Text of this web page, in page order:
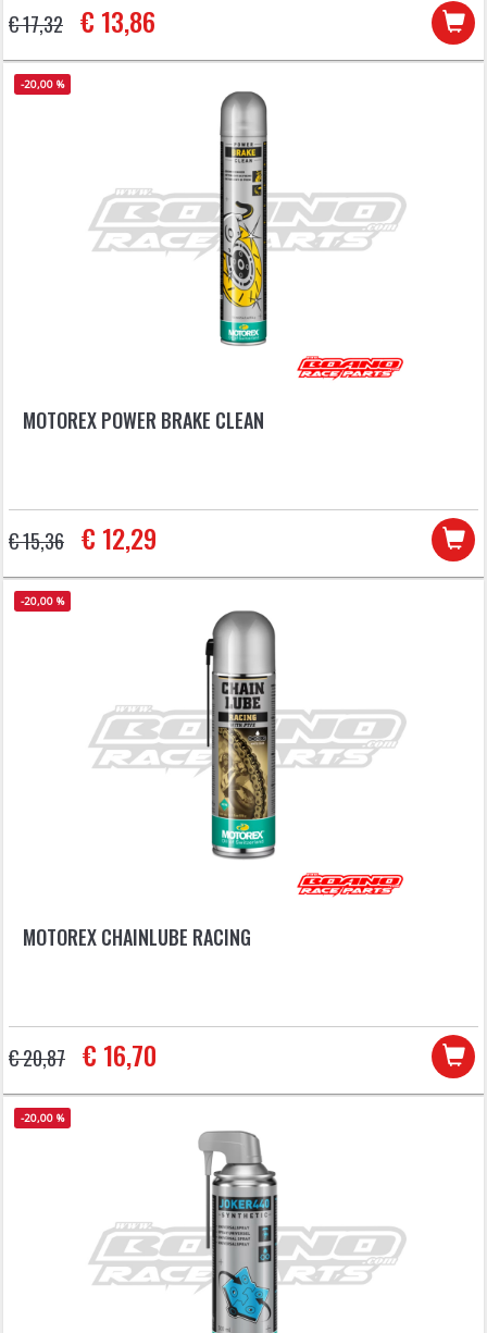
€ 17,32 € 13,86
-20,00 %
MOTOREX POWER BRAKE CLEAN
€ 15,36 € 12,29
-20,00 %
MOTOREX CHAINLUBE RACING
€ 20,87 € 16,70
-20,00 %